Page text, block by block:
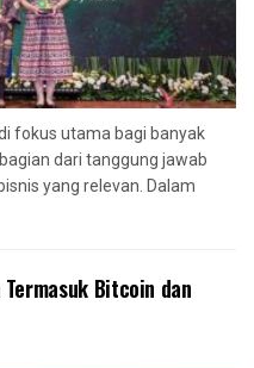
fokus utama bagi banyak
dari tanggung jawab
yang relevan. Dalam
Bitcoin dan